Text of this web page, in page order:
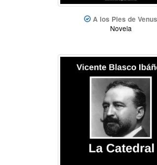
A los Pies de Venus
Novela